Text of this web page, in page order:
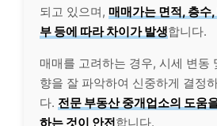
되고 있으며, 매매가는 면적, 층수
부 등에 따라 차이가 발생합니다.
매매를 고려하는 경우, 시세 변동
향을 잘 파악하여 신중하게 결정
다. 전문 부동산 중개업소의 도움
하는 것이 안전합니다.